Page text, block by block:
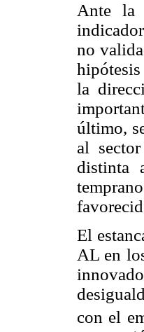
Ante la
no
hipótesis
la
último,
al
distinta
El
AL en
con el